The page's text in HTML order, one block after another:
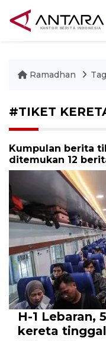
Ramadhan Tag
#TIKET
Kumpulan berita
ditemukan 12
H-1 Lebaran,
kereta